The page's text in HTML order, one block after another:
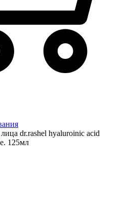
dr.rashel hyaluroinic acid
125мл